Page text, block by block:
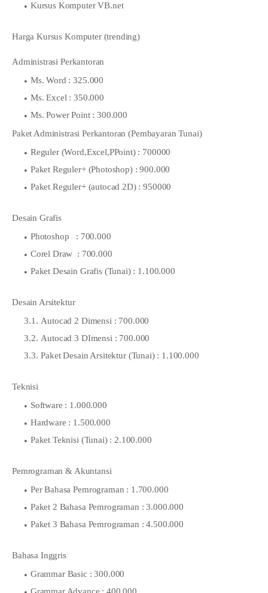
Kursus Komputer VB.net
Harga Kursus Komputer (trending)
Administrasi Perkantoran
Ms. Word : 325.000
Ms. Excel : 350.000
Ms. Power Point : 300.000
Paket Administrasi Perkantoran (Pembayaran Tunai)
Reguler (Word,Excel,PPoint) : 700000
Paket Reguler+ (Photoshop) : 900.000
Paket Reguler+ (autocad 2D) : 950000
Desain Grafis
Photoshop : 700.000
Corel Draw : 700.000
Paket Desain Grafis (Tunai) : 1.100.000
Desain Arsitektur
Autocad 2 Dimensi : 700.000
Autocad 3 DImensi : 700.000
Paket Desain Arsitektur (Tunai) : 1.100.000
Teknisi
Software : 1.000.000
Hardware : 1.500.000
Paket Teknisi (Tunai) : 2.100.000
Pemrograman & Akuntansi
Per Bahasa Pemrograman : 1.700.000
Paket 2 Bahasa Pemrograman : 3.000.000
Paket 3 Bahasa Pemrograman : 4.500.000
Bahasa Inggris
Grammar Basic : 300.000